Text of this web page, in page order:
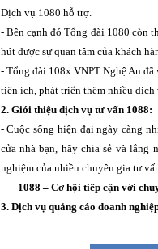
Dịch vụ 1080 hỗ trợ.
- Bên cạnh đó Tổng đài 1080 còn
hút được sự quan tâm của khách
- Tổng đài 108x VNPT Nghệ An
tiện ích, phát triển thêm nhiều
2. Giới thiệu dịch vụ tư vấn 1088:
- Cuộc sống hiện đại ngày càng
cửa nhà bạn, hãy chia sẻ và
nghiệm của nhiều chuyên gia tư
1088 – Cơ hội tiếp cận với
3. Dịch vụ quảng cáo doanh